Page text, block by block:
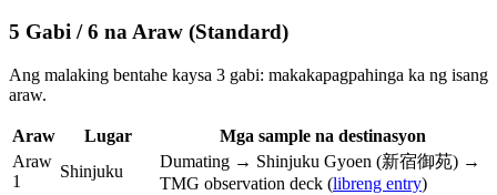
5 Gabi / 6 na Araw (Standard)
Ang malaking bentahe kaysa 3 gabi: makakapagpahinga ka ng isang
araw.
Araw Lugar
Mga sample na destinasyon
Araw
1
Shinjuku
Dumating → Shinjuku Gyoen (新宿御苑) →
TMG observation deck (libreng entry)